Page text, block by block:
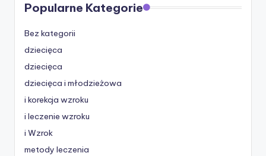
Popularne Kategorie
Bez kategorii
dziecięca
dziecięca
dziecięca i młodzieżowa
i korekcja wzroku
i leczenie wzroku
i Wzrok
metody leczenia